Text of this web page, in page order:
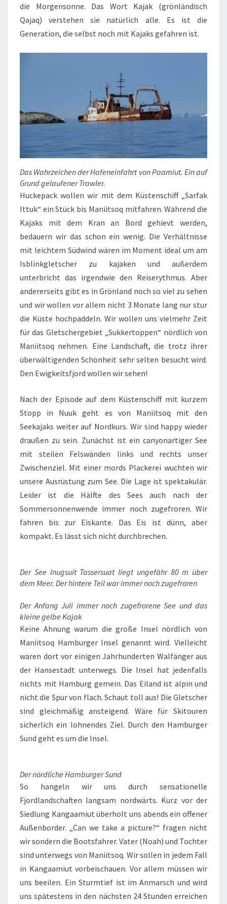
die Morgensonne. Das Wort Kajak (grönländisch
Qajaq) verstehen sie natürlich alle. Es ist die
Generation, die selbst noch mit Kajaks gefahren ist.
Das Wahrzeichen der Hafeneinfahrt von Paamiut. Ein auf
Grund gelaufener Trawler.
Huckepack wollen wir mit dem Küstenschiff „Sarfak
Ittuk“ ein Stück bis Maniitsoq mitfahren. Während die
Kajaks mit dem Kran an Bord gehievt werden,
bedauern wir das schon ein wenig. Die Verhältnisse
mit leichtem Südwind wären im Moment ideal um am
Isblinkgletscher zu kajaken und außerdem
unterbricht das irgendwie den Reiserythmus. Aber
andererseits gibt es in Grönland noch so viel zu sehen
und wir wollen vor allem nicht 3 Monate lang nur stur
die Küste hochpaddeln. Wir wollen uns vielmehr Zeit
für das Gletschergebiet „Sukkertoppen“ nördlich von
Maniitsoq nehmen. Eine Landschaft, die trotz ihrer
überwältigenden Schönheit sehr selten besucht wird.
Den Ewigkeitsfjord wollen wir sehen!
Nach der Episode auf dem Küstenschiff mit kurzem
Stopp in Nuuk geht es von Maniitsoq mit den
Seekajaks weiter auf Nordkurs. Wir sind happy wieder
draußen zu sein. Zunächst ist ein canyonartiger See
mit steilen Felswänden links und rechts unser
Zwischenziel. Mit einer mords Plackerei wuchten wir
unsere Ausrüstung zum See. Die Lage ist spektakulär.
Leider ist die Hälfte des Sees auch nach der
Sommersonnenwende immer noch zugefroren. Wir
fahren bis zur Eiskante. Das Eis ist dünn, aber
kompakt. Es lässt sich nicht durchbrechen.
Der See Inugsuit Tassersuat liegt ungefähr 80 m über
dem Meer. Der hintere Teil war immer noch zugefroren
Der Anfang Juli immer noch zugefrorene See und das
kleine gelbe Kajak
Keine Ahnung warum die große Insel nördlich von
Maniitsoq Hamburger Insel genannt wird. Vielleicht
waren dort vor einigen Jahrhunderten Walfänger aus
der Hansestadt unterwegs. Die Insel hat jedenfalls
nichts mit Hamburg gemein. Das Eiland ist alpin und
nicht die Spur von flach. Schaut toll aus! Die Gletscher
sind gleichmäßig ansteigend. Wäre für Skitouren
sicherlich ein lohnendes Ziel. Durch den Hamburger
Sund geht es um die Insel.
Der nördliche Hamburger Sund
So hangeln wir uns durch sensationelle
Fjordlandschaften langsam nordwärts. Kurz vor der
Siedlung Kangaamiut überholt uns abends ein offener
Außenborder. „Can we take a picture?“ fragen nicht
wir sondern die Bootsfahrer. Vater (Noah) und Tochter
sind unterwegs von Maniitsoq. Wir sollen in jedem Fall
in Kangaamiut vorbeischauen. Vor allem müssen wir
uns beeilen. Ein Sturmtief ist im Anmarsch und wird
uns spätestens in den nächsten 24 Stunden erreichen